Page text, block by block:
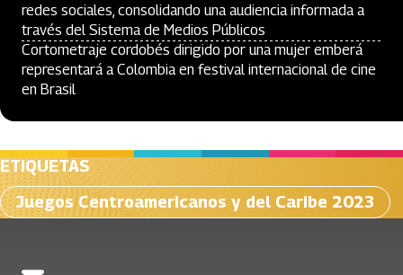
redes sociales, consolidando una audiencia informada a
través del Sistema de Medios Públicos
Cortometraje cordobés dirigido por una mujer emberá
representará a Colombia en festival internacional de cine
en Brasil
ETIQUETAS
Juegos Centroamericanos y del Caribe 2023